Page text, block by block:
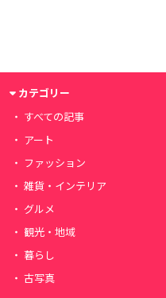
カテゴリー
すべての記事
アート
ファッション
雑貨・インテリア
グルメ
観光・地域
暮らし
古写真